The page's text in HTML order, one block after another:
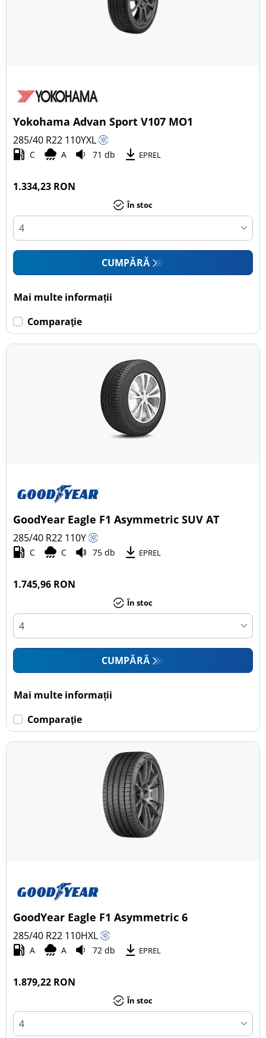
Yokohama Advan Sport V107 MO1
285/40 R22 110YXL
C A 71 db EPREL
1.334,23 RON
În stoc
CUMPĂRĂ
Mai multe informații
Comparaţie
GoodYear Eagle F1 Asymmetric SUV AT
285/40 R22 110Y
C C 75 db EPREL
1.745,96 RON
În stoc
CUMPĂRĂ
Mai multe informații
Comparaţie
GoodYear Eagle F1 Asymmetric 6
285/40 R22 110HXL
A A 72 db EPREL
1.879,22 RON
În stoc